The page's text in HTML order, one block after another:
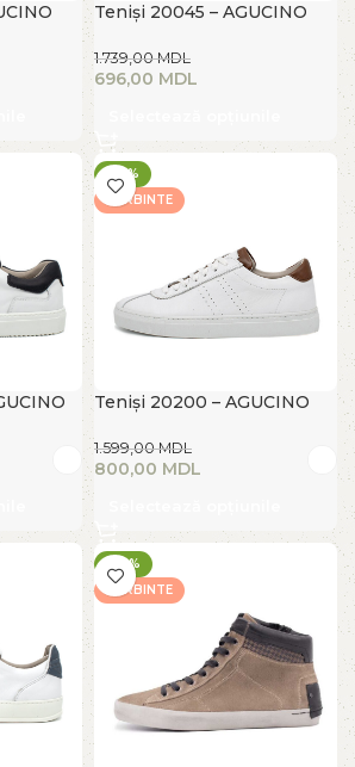
Teniși 20045 – AGUCINO
1.739,00MDL
696,00 MDL
-50%
FIERBINTE
Teniși 20200 – AGUCINO
1.599,00MDL
800,00 MDL
-60%
FIERBINTE